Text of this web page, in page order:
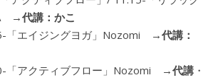
→代講：かこ
「エイジングヨガ」Nozomi →代講：
「アクティブフロー」Nozomi →代講 ・